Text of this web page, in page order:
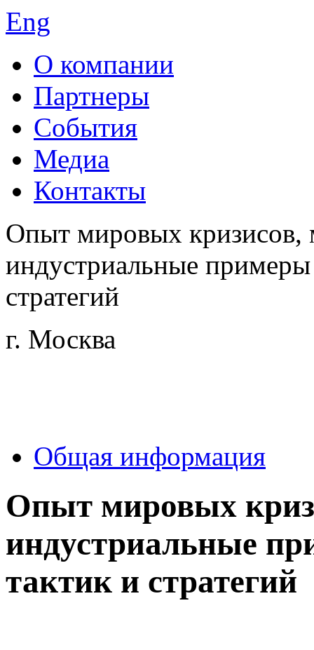
Eng
О компании
Партнеры
События
Медиа
Контакты
Опыт мировых кризисов,
индустриальные примеры
стратегий
г. Москва
Общая информация
Опыт мировых
индустриальные
тактик и стратегий